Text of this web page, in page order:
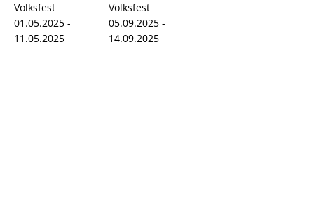
Volksfest
01.05.2025 -
11.05.2025
Volksfest
05.09.2025 -
14.09.2025